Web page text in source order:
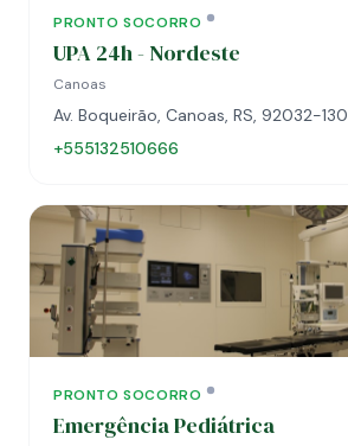
PRONTO SOCORRO
UPA 24h - Nordeste
Canoas
Av. Boqueirão, Canoas, RS, 92032-130
+555132510666
PRONTO SOCORRO
Emergência Pediátrica